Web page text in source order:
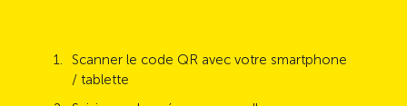
Scanner le code QR avec votre smartphone
/ tablette